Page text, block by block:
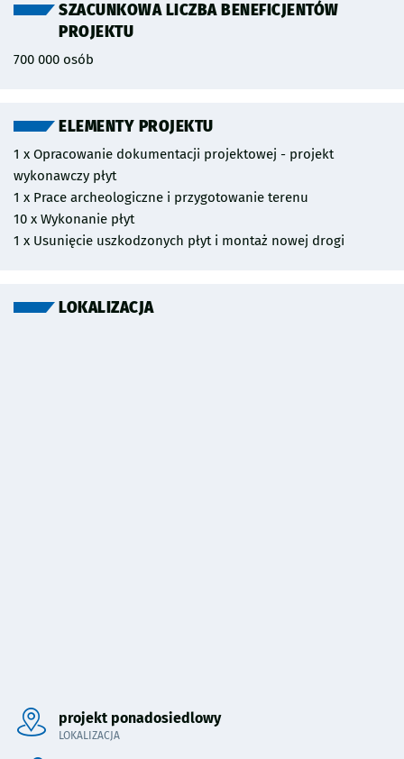
SZACUNKOWA LICZBA BENEFICJENTÓW
PROJEKTU
700 000 osób
ELEMENTY PROJEKTU
1 x Opracowanie dokumentacji projektowej - projekt
wykonawczy płyt
1 x Prace archeologiczne i przygotowanie terenu
10 x Wykonanie płyt
1 x Usunięcie uszkodzonych płyt i montaż nowej drogi
LOKALIZACJA
Pominięto mapę i przeniesiono do sekcji poniżej.
projekt ponadosiedlowy
LOKALIZACJA